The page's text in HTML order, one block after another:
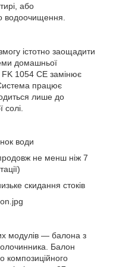
або
водоочищення.
істотно заощадити
домашньої
FK 1054 CE замінює
працює
лише до
води
не менш ніж 7
скидання стоків
модулів — балона з
Балон
композиційного